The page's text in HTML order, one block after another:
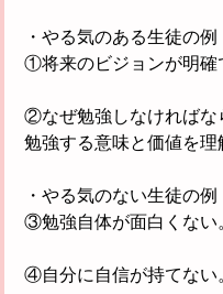
・やる気のある生徒の例
①将来のビジョンが明確
②なぜ勉強しなければな
勉強する意味と価値を理
・やる気のない生徒の例
③勉強自体が面白くない
④自分に自信が持てない